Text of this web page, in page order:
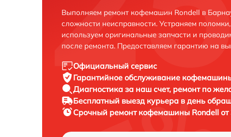
Выполняем ремонт кофемашин Rondell в
сложности неисправности. Устраняем
используем оригинальные запчасти и
после ремонта. Предоставляем гарантию на
Официальный сервис
Гарантийное обслуживание
Диагностика за наш счет, ремонт по
Бесплатный выезд курьера в день
Срочный ремонт кофемашины Rondell от